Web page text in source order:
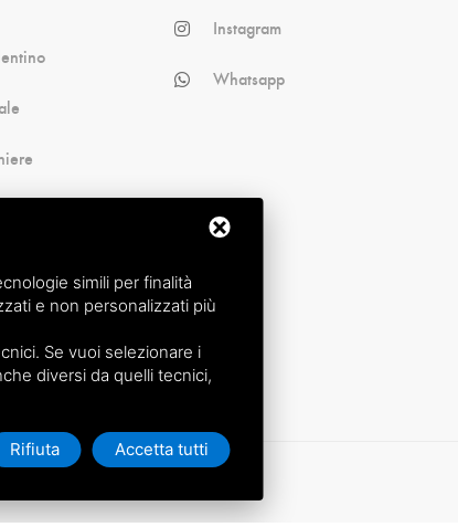
Instagram
Whatsapp
simili per finalità
e non personalizzati più
Se vuoi selezionare i
diversi da quelli tecnici,
Rifiuta Accetta tutti